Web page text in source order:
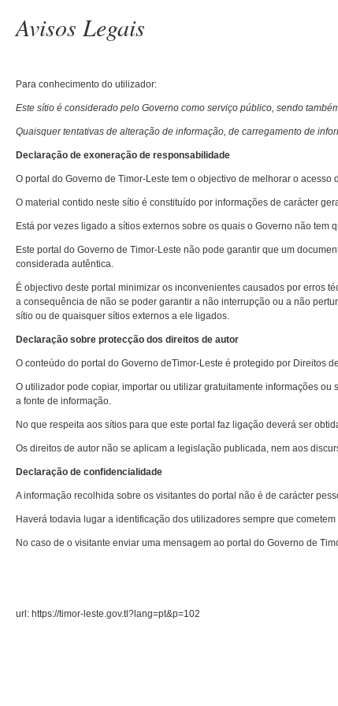
Avisos Legais
Para conhecimento do utilizador:
Este sítio é considerado pelo Governo como serviço público, sendo
Quaisquer tentativas de alteração de informação, de carregamento de
Declaração de exoneração de responsabilidade
O portal do Governo de Timor-Leste tem o objectivo de melhorar o
O material contido neste sítio é constituído por informações de carácter
Está por vezes ligado a sítios externos sobre os quais o Governo não
Este portal do Governo de Timor-Leste não pode garantir que um
considerada autêntica.
É objectivo deste portal minimizar os inconvenientes causados por erros
a consequência de não se poder garantir a não interrupção ou a não
sítio ou de quaisquer sítios externos a ele ligados.
Declaração sobre protecção dos direitos de autor
O conteúdo do portal do Governo deTimor-Leste é protegido por Direitos
O utilizador pode copiar, importar ou utilizar gratuitamente informações
a fonte de informação.
No que respeita aos sítios para que este portal faz ligação deverá ser
Os direitos de autor não se aplicam a legislação publicada, nem aos
Declaração de confidencialidade
A informação recolhida sobre os visitantes do portal não é de carácter
Haverá todavia lugar a identificação dos utilizadores sempre que
No caso de o visitante enviar uma mensagem ao portal do Governo de
url: https://timor-leste.gov.tl?lang=pt&p=102